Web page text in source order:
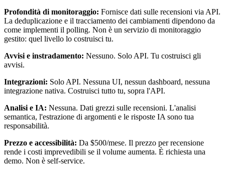
Profondità di monitoraggio: Fornisce dati sulle recensioni via API.
La deduplicazione e il tracciamento dei cambiamenti dipendono da
come implementi il polling. Non è un servizio di monitoraggio
gestito: quel livello lo costruisci tu.
Avvisi e instradamento: Nessuno. Solo API. Tu costruisci gli
avvisi.
Integrazioni: Solo API. Nessuna UI, nessun dashboard, nessuna
integrazione nativa. Costruisci tutto tu, sopra l'API.
Analisi e IA: Nessuna. Dati grezzi sulle recensioni. L'analisi
semantica, l'estrazione di argomenti e le risposte IA sono tua
responsabilità.
Prezzo e accessibilità: Da $500/mese. Il prezzo per recensione
rende i costi imprevedibili se il volume aumenta. È richiesta una
demo. Non è self-service.